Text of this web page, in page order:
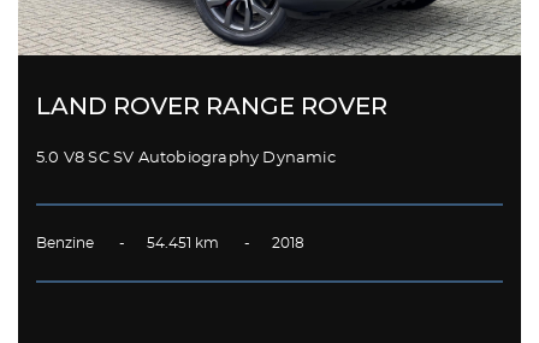
LAND ROVER RANGE ROVER
5.0 V8 SC SV Autobiography Dynamic
Benzine - 54.451 km - 2018